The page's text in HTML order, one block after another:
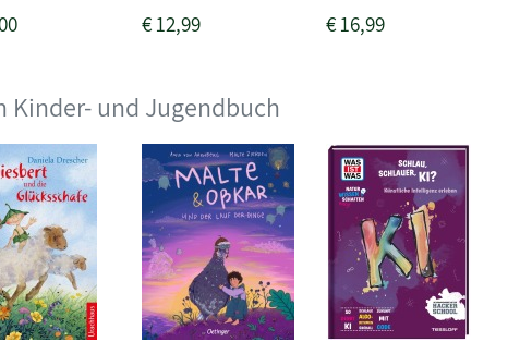
€12,99 €16,99
Kinder- und Jugendbuch